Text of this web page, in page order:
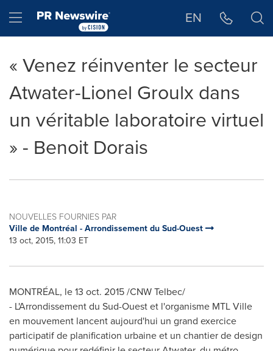
Hamburger menu EN
« Venez réinventer le secteur
Atwater-Lionel Groulx dans
un véritable laboratoire virtuel
» - Benoit Dorais
NOUVELLES FOURNIES PAR
Ville de Montréal - Arrondissement du Sud-Ouest
13 oct, 2015, 11:03 ET
MONTRÉAL, le13 oct. 2015/CNW Telbec/
- L'Arrondissement du Sud-Ouest et l'organisme MTL Ville
en mouvement lancent aujourd'hui un grand exercice
participatif de planification urbaine et un chantier de design